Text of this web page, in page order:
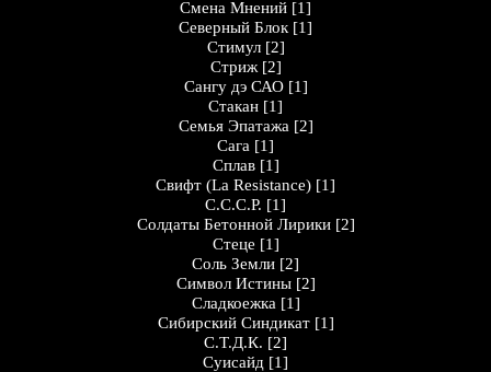
Смена Мнений [1]
Северный Блок [1]
Стимул [2]
Стриж [2]
Сангу дэ САО [1]
Стакан [1]
Семья Эпатажа [2]
Сага [1]
Сплав [1]
Свифт (La Resistance) [1]
С.С.С.Р. [1]
Солдаты Бетонной Лирики [2]
Стеце [1]
Соль Земли [2]
Символ Истины [2]
Сладкоежка [1]
Сибирский Синдикат [1]
С.Т.Д.К. [2]
Суисайд [1]